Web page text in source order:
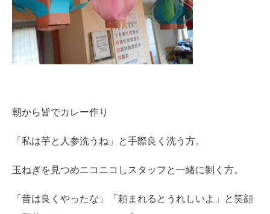
朝から皆でカレー作り
「私は芋と人参洗うね」と手際良く洗う方。
玉ねぎを見つめニコニコしスタッフと一緒に剝く方。
「昔は良くやったな」「頼まれるとうれしいよ」と笑顔